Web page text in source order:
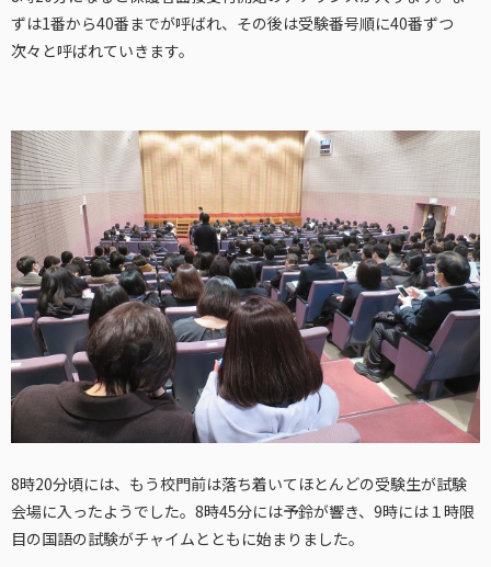
ずは1番から40番までが呼ばれ、その後は受験番号順に40番ずつ
次々と呼ばれていきます。
8時20分頃には、もう校門前は落ち着いてほとんどの受験生が試験
会場に入ったようでした。8時45分には予鈴が響き、9時には１時限
目の国語の試験がチャイムとともに始まりました。